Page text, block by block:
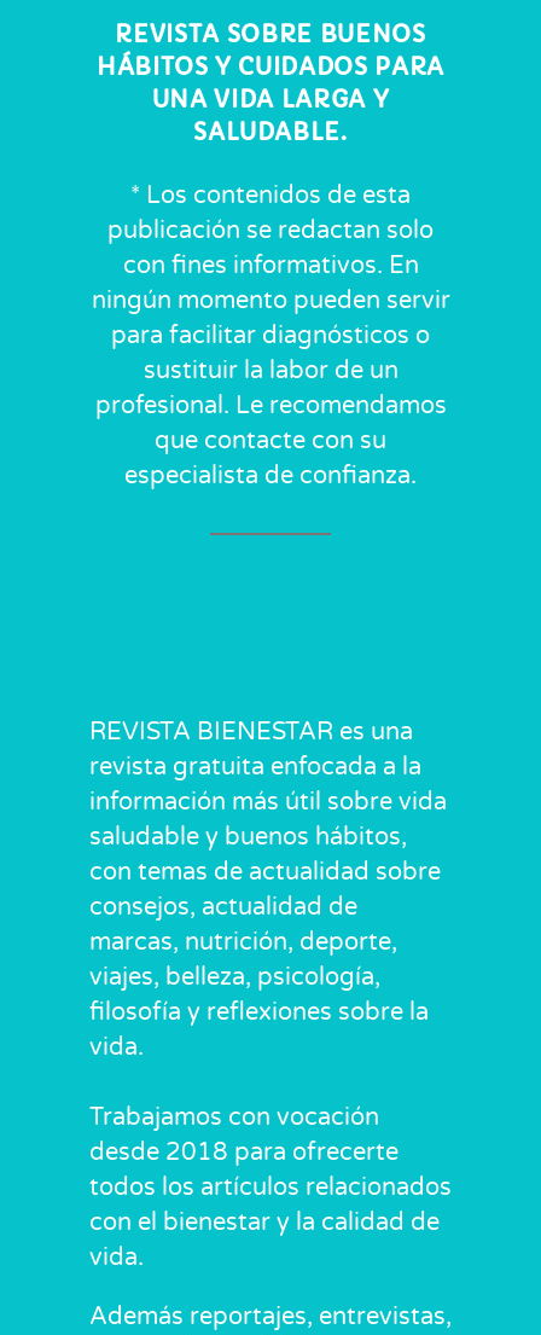
REVISTA SOBRE BUENOS
HÁBITOS Y CUIDADOS PARA
UNA VIDA LARGA Y
SALUDABLE.
* Los contenidos de esta
publicación se redactan solo
con fines informativos. En
ningún momento pueden servir
para facilitar diagnósticos o
sustituir la labor de un
profesional. Le recomendamos
que contacte con su
especialista de confianza.
REVISTA BIENESTAR es una
revista gratuita enfocada a la
información más útil sobre vida
saludable y buenos hábitos,
con temas de actualidad sobre
consejos, actualidad de
marcas, nutrición, deporte,
viajes, belleza, psicología,
filosofía y reflexiones sobre la
vida.
Trabajamos con vocación
desde 2018 para ofrecerte
todos los artículos relacionados
con el bienestar y la calidad de
vida.
Además reportajes, entrevistas,